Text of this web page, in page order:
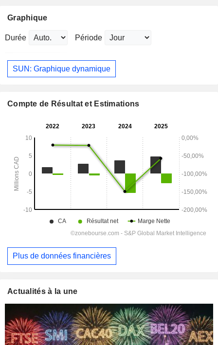
Graphique
Durée Période
SUN: Graphique dynamique
Compte de Résultat et Estimations
Plus de données financières
Actualités à la une